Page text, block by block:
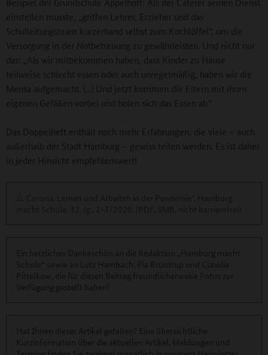
einstellen musste, „griffen Lehrer, Erzieher und das
Schulleitungsteam kurzerhand selbst zum Kochlöffel“, um die
Versorgung in der Notbetreuung zu gewährleisten. Und nicht nur
das: „Als wir mitbekommen haben, dass Kinder zu Hause
teilweise schlecht essen oder auch unregelmäßig, haben wir die
Mensa aufgemacht. (...) Und jetzt kommen die Eltern mit ihren
eigenen Gefäßen vorbei und holen sich das Essen ab.“
Das Doppelheft enthält noch mehr Erfahrungen, die viele – auch
außerhalb der Stadt Hamburg – gewiss teilen werden. Es ist daher
in jeder Hinsicht empfehlenswert!
Corona. Lernen und Arbeiten in der Pandemie“. Hamburg
macht Schule, 32. Jg., 2-3/2020. (PDF, 5MB, nicht barrierefrei)